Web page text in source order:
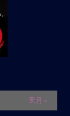
天月 »